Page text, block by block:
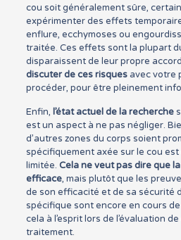
cou soit généralement sûre,
expérimenter des effets
enflure, ecchymoses ou
traitée. Ces effets sont la plupart
disparaissent de leur propre
discuter de ces risquesavec votre
procéder, pour être pleinement
Enfin, l’état actuel de la recherche
est un aspect à ne pas négliger.
d’autres zones du corps soient
spécifiquement axée sur le cou
limitée. Cela ne veut pas dire que
efficace, mais plutôt que les
de son efficacité et de sa sécurité
spécifique sont encore en cours
cela à l’esprit lors de l’évaluation
traitement.